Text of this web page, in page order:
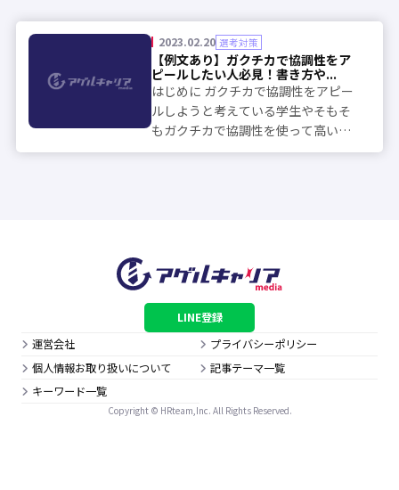
2023.02.20 選考対策
【例文あり】ガクチカで協調性をア
ピールしたい人必見！書き方や...
はじめに ガクチカで協調性をアピー
ルしようと考えている学生やそもそ
もガクチカで協調性を使って高い評
価を受けることができるのか不安に
LINE登録
運営会社
プライバシーポリシー
個人情報お取り扱いについて
記事テーマ一覧
キーワード一覧
Copyright © HRteam,Inc. All Rights Reserved.